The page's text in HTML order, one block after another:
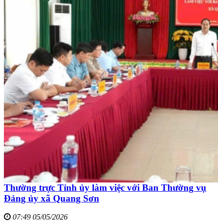
Thường trực Tỉnh ủy làm việc với Ban Thường vụ
Đảng ủy xã Quang Sơn
07:49 05/05/2026